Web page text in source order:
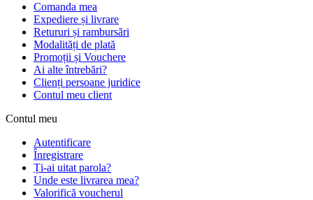
Comanda mea
Expediere și livrare
Retururi și rambursări
Modalități de plată
Promoții și Vouchere
Ai alte întrebări?
Clienți persoane juridice
Contul meu client
Contul meu
Autentificare
Înregistrare
Ți-ai uitat parola?
Unde este livrarea mea?
Valorifică voucherul